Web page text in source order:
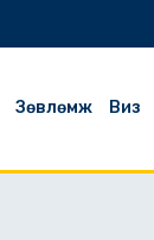
Зөвлөмж Виз